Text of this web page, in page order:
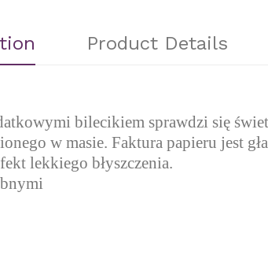
Product Details
bilecikiem sprawdzi się
w masie. Faktura papieru jest
lekkiego błyszczenia.